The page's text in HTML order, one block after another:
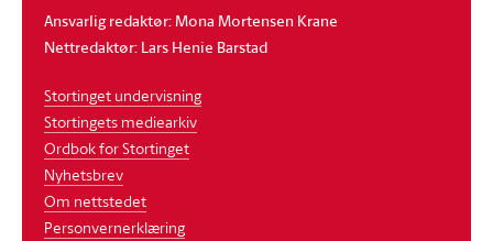
Ansvarlig redaktør: Mona Mortensen Krane
Nettredaktør: Lars Henie Barstad
Stortinget undervisning
Stortingets mediearkiv
Ordbok for Stortinget
Nyhetsbrev
Om nettstedet
Personvernerklæring